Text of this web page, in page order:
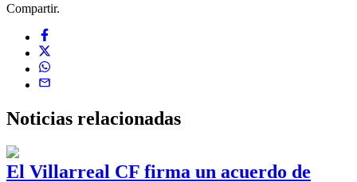
Compartir.
Noticias relacionadas
El Villarreal CF firma un acuerdo de